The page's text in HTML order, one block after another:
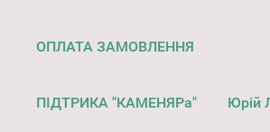
ОПЛАТА ЗАМОВЛЕННЯ
ПІДТРИКА "КАМЕНЯРа" Юрій